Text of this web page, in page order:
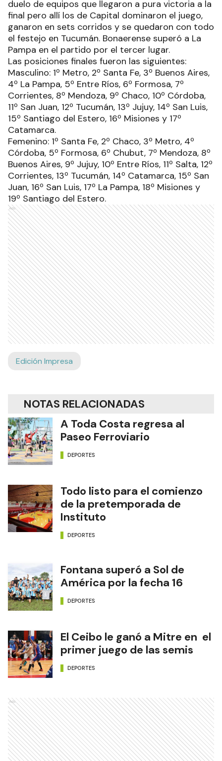
duelo de equipos que llegaron a pura victoria a la
final pero allí los de Capital dominaron el juego,
ganaron en sets corridos y se quedaron con todo
el festejo en Tucumán. Bonaerense superó a La
Pampa en el partido por el tercer lugar.
Las posiciones finales fueron las siguientes:
Masculino: 1º Metro, 2º Santa Fe, 3º Buenos Aires,
4º La Pampa, 5º Entre Ríos, 6º Formosa, 7º
Corrientes, 8º Mendoza, 9º Chaco, 10º Córdoba,
11º San Juan, 12º Tucumán, 13º Jujuy, 14º San Luis,
15º Santiago del Estero, 16º Misiones y 17º
Catamarca.
Femenino: 1º Santa Fe, 2º Chaco, 3º Metro, 4º
Córdoba, 5º Formosa, 6º Chubut, 7º Mendoza, 8º
Buenos Aires, 9º Jujuy, 10º Entre Ríos, 11º Salta, 12º
Corrientes, 13º Tucumán, 14º Catamarca, 15º San
Juan, 16º San Luis, 17º La Pampa, 18º Misiones y
19º Santiago del Estero.
Ads
Edición Impresa
NOTAS RELACIONADAS
A Toda Costa regresa al
Paseo Ferroviario
DEPORTES
Todo listo para el comienzo
de la pretemporada de
Instituto
DEPORTES
Fontana superó a Sol de
América por la fecha 16
DEPORTES
El Ceibo le ganó a Mitre en el
primer juego de las semis
DEPORTES
Ads